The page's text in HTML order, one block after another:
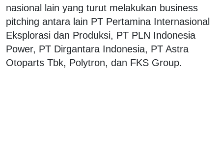
nasional lain yang turut melakukan business
pitching antara lain PT Pertamina Internasional
Eksplorasi dan Produksi, PT PLN Indonesia
Power, PT Dirgantara Indonesia, PT Astra
Otoparts Tbk, Polytron, dan FKS Group.